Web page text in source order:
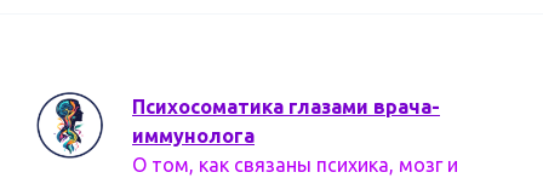
Психосоматика глазами врача-
иммунолога
О том, как связаны психика, мозг и